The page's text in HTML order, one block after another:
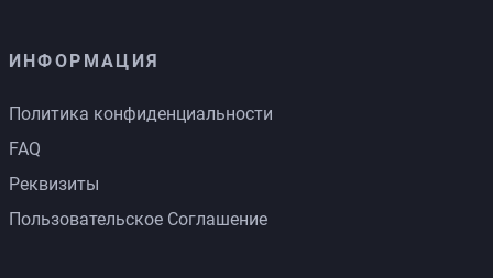
ИНФОРМАЦИЯ
Политика конфиденциальности
FAQ
Реквизиты
Пользовательское Соглашение